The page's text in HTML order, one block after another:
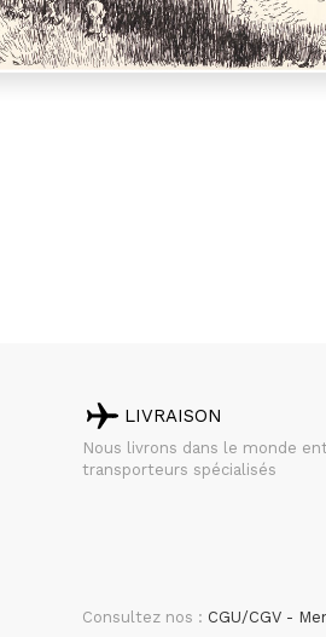
LIVRAISON
Nous livrons dans le monde
transporteurs spécialisés
Consultez nos : CGU/CGV